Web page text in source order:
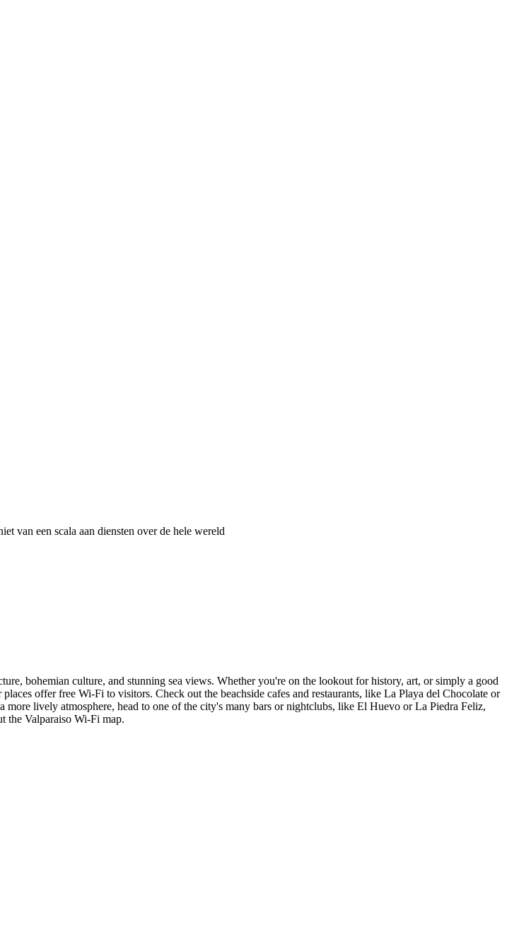
van een scala aan diensten over de hele wereld
bohemian culture, and stunning sea views. Whether you're on the lookout for history, art, or simply a good
offer free Wi-Fi to visitors. Check out the beachside cafes and restaurants, like La Playa del Chocolate or
lively atmosphere, head to one of the city's many bars or nightclubs, like El Huevo or La Piedra Feliz,
the Valparaiso Wi-Fi map.